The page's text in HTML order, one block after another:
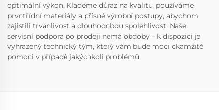
optimální výkon. Klademe důraz na kvalitu, používáme
prvotřídní materiály a přísné výrobní postupy, abychom
zajistili trvanlivost a dlouhodobou spolehlivost. Naše
servisní podpora po prodeji nemá obdoby – k dispozici je
vyhrazený technický tým, který vám bude moci okamžitě
pomoci v případě jakýchkoli problémů.